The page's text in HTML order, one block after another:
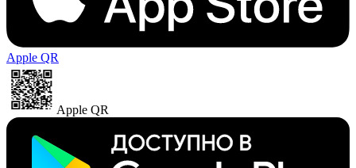
Apple QR
Apple QR